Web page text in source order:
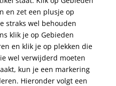
en zet een plusje op
straks wel behouden
klik je op Gebieden
en klik je op plekken die
wel verwijderd moeten
kun je een markering
Hieronder volgt een